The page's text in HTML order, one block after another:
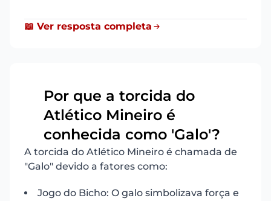
📖 Ver resposta completa
Por que a torcida do
Atlético Mineiro é
conhecida como 'Galo'?
A torcida do Atlético Mineiro é chamada de
"Galo" devido a fatores como:
Jogo do Bicho: O galo simbolizava força e